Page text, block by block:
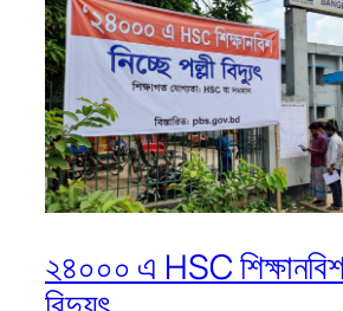
২৪০০০ এ HSC